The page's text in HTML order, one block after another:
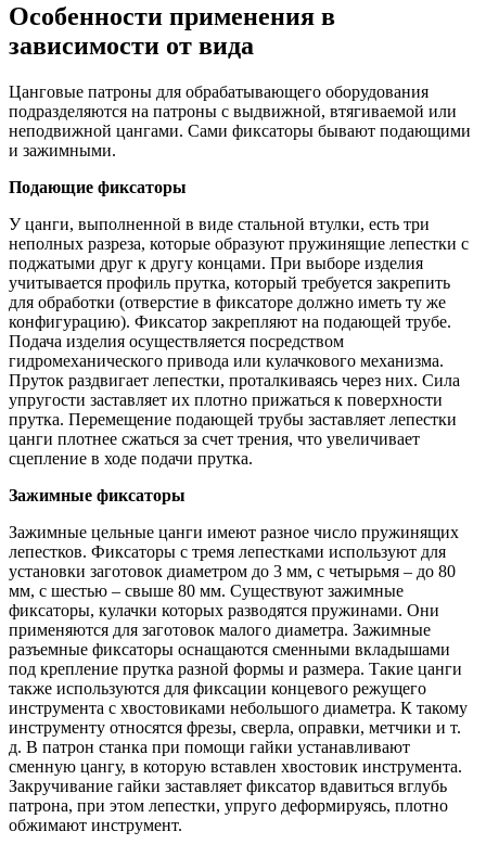
Особенности применения в
зависимости от вида
Цанговые патроны для обрабатывающего оборудования
подразделяются на патроны с выдвижной, втягиваемой или
неподвижной цангами. Сами фиксаторы бывают подающими
и зажимными.
Подающие фиксаторы
У цанги, выполненной в виде стальной втулки, есть три
неполных разреза, которые образуют пружинящие лепестки с
поджатыми друг к другу концами. При выборе изделия
учитывается профиль прутка, который требуется закрепить
для обработки (отверстие в фиксаторе должно иметь ту же
конфигурацию). Фиксатор закрепляют на подающей трубе.
Подача изделия осуществляется посредством
гидромеханического привода или кулачкового механизма.
Пруток раздвигает лепестки, проталкиваясь через них. Сила
упругости заставляет их плотно прижаться к поверхности
прутка. Перемещение подающей трубы заставляет лепестки
цанги плотнее сжаться за счет трения, что увеличивает
сцепление в ходе подачи прутка.
Зажимные фиксаторы
Зажимные цельные цанги имеют разное число пружинящих
лепестков. Фиксаторы с тремя лепестками используют для
установки заготовок диаметром до 3 мм, с четырьмя – до 80
мм, с шестью – свыше 80 мм. Существуют зажимные
фиксаторы, кулачки которых разводятся пружинами. Они
применяются для заготовок малого диаметра. Зажимные
разъемные фиксаторы оснащаются сменными вкладышами
под крепление прутка разной формы и размера. Такие цанги
также используются для фиксации концевого режущего
инструмента с хвостовиками небольшого диаметра. К такому
инструменту относятся фрезы, сверла, оправки, метчики и т.
д. В патрон станка при помощи гайки устанавливают
сменную цангу, в которую вставлен хвостовик инструмента.
Закручивание гайки заставляет фиксатор вдавиться вглубь
патрона, при этом лепестки, упруго деформируясь, плотно
обжимают инструмент.